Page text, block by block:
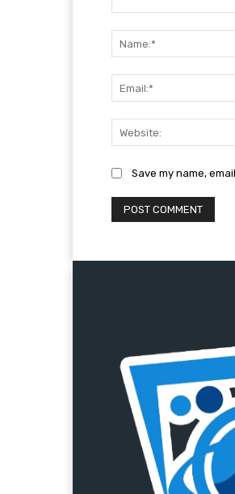
Save my name,